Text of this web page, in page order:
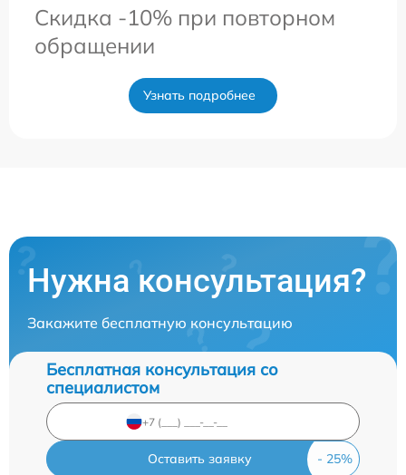
Скидка -10% при повторном
обращении
Узнать подробнее
Нужна консультация?
Закажите бесплатную консультацию
Бесплатная консультация со
специалистом
Оставить заявку